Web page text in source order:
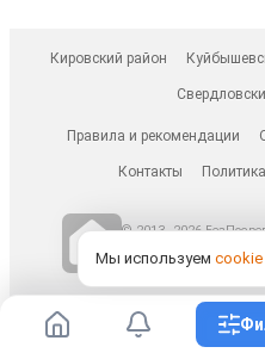
Кировский район
Правила и рекомендации
Контакты
© 2013–2026
БесПосредника.ру /
Мы используем cookie